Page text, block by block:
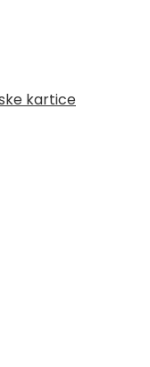
kartice